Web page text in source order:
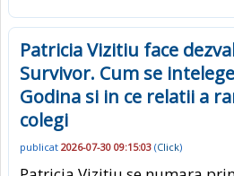
Patricia Vizitiu face
Survivor. Cum se
Godina si in ce relatii a
colegi
publicat 2026-07-30 09:15:03 (Click)